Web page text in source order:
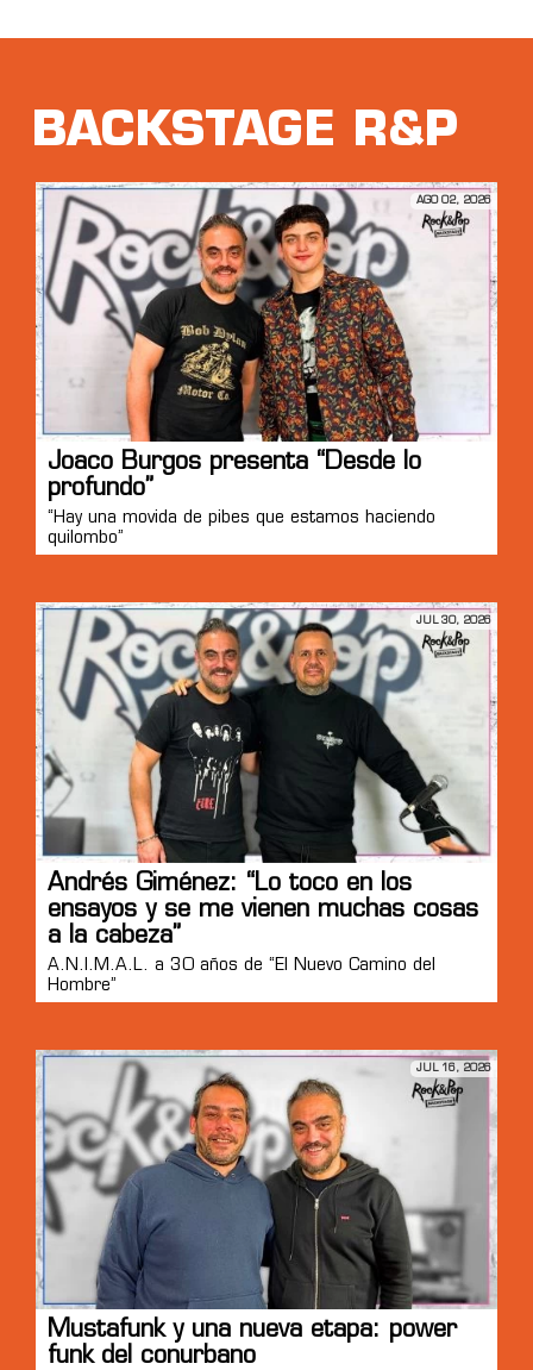
BACKSTAGE R&P
AGO 02, 2026
Joaco Burgos presenta “Desde lo
profundo”
“Hay una movida de pibes que estamos haciendo
quilombo”
JUL 30, 2026
Andrés Giménez: “Lo toco en los
ensayos y se me vienen muchas cosas
a la cabeza”
A.N.I.M.A.L. a 30 años de “El Nuevo Camino del
Hombre”
JUL 16, 2026
Mustafunk y una nueva etapa: power
funk del conurbano